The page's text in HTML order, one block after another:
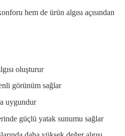
hem de ürün algısı açısından
oluşturur
görünüm sağlar
uygundur
güçlü yatak sunumu sağlar